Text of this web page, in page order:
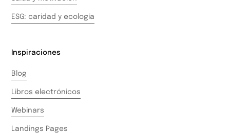
ESG: caridad y ecología
Inspiraciones
Blog
Libros electrónicos
Webinars
Landings Pages